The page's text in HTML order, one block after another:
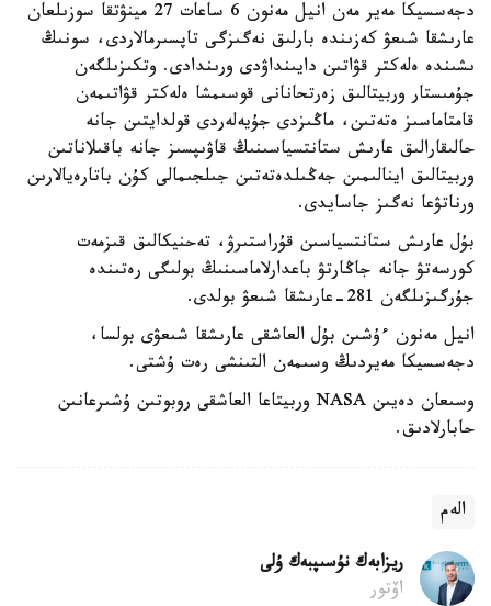
دجەسسيكا مەير مەن انيل مەنون 6 ساعات 27 مينۋتقا سوزىلعان
عارىشقا شىعۋ كەزىندە بارلىق نەگىزگى تاپسىرمالاردى، سونىڭ
ىشىندە ەلەكتر قۋاتىن دايىنداۋدى ورىندادى. وتكىزىلگەن
جۇمىستار وربيتالىق زەرتحانانى قوسىمشا ەلەكتر قۋاتىمەن
قامتاماسىز ەتەتىن، ماڭىزدى جۇيەلەردى قولدايتىن جانە
حالىقارالىق عارىش ستانتسياسىنىڭ قاۋىپسىز جانە باقىلاناتىن
وربيتالىق اينالىمىن جەڭىلدەتەتىن جىلجىمالى كۇن باتارەيالارىن
ورناتۋعا نەگىز جاسايدى.
بۇل عارىش ستانتسياسىن قۇراستىرۋ، تەحنيكالىق قىزمەت
كورسەتۋ جانە جاڭارتۋ باعدارلاماسىنىڭ بولىگى رەتىندە
جۇرگىزىلگەن 281-عارىشقا شىعۋ بولدى.
انيل مەنون ءۇشىن بۇل العاشقى عارىشقا شىعۋى بولسا،
دجەسسيكا مەيردىڭ وسىمەن التىنشى رەت ۇشتى.
وسىعان دەيىن NASA وربيتاعا العاشقى روبوتىن ۇشىرعانىن
حابارلادىق.
الەم
ريزابەك نۇسىپبەك ۇلى
اۆتور